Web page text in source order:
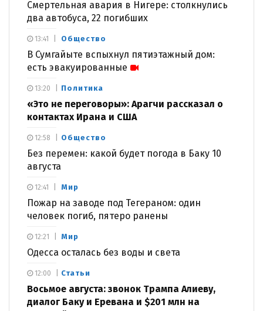
Смертельная авария в Нигере: столкнулись
два автобуса, 22 погибших
Общество
В Сумгайыте вспыхнул пятиэтажный дом:
есть эвакуированные
13:41
Политика
«Это не переговоры»: Арагчи рассказал о
контактах Ирана и США
13:20
Общество
Без перемен: какой будет погода в Баку 10
августа
12:58
Мир
Пожар на заводе под Тегераном: один
человек погиб, пятеро ранены
12:41
Мир
Одесса осталась без воды и света
12:21
Статьи
Восьмое августа: звонок Трампа Алиеву,
диалог Баку и Еревана и $201 млн на
12:00